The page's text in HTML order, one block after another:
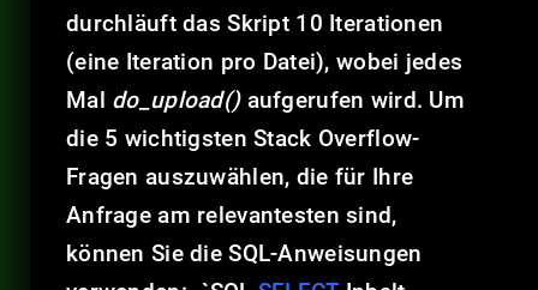
durchläuft das Skript 10 Iterationen
(eine Iteration pro Datei), wobei jedes
Mal do_upload()aufgerufen wird. Um
die 5 wichtigsten Stack Overflow-
Fragen auszuwählen, die für Ihre
Anfrage am relevantesten sind,
können Sie die SQL-Anweisungen